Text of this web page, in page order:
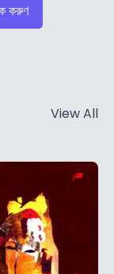
করুণ
View All